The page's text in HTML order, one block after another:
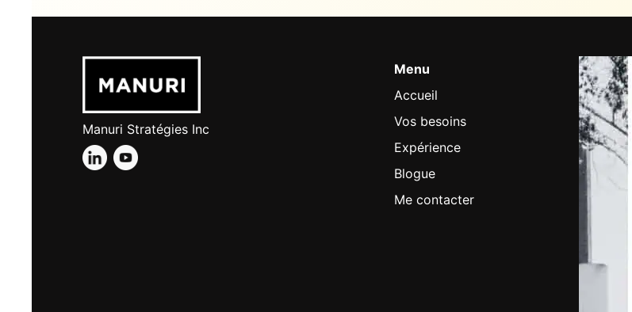
Manuri Stratégies Inc
Menu
Accueil
Vos besoins
Expérience
Blogue
Me contacter